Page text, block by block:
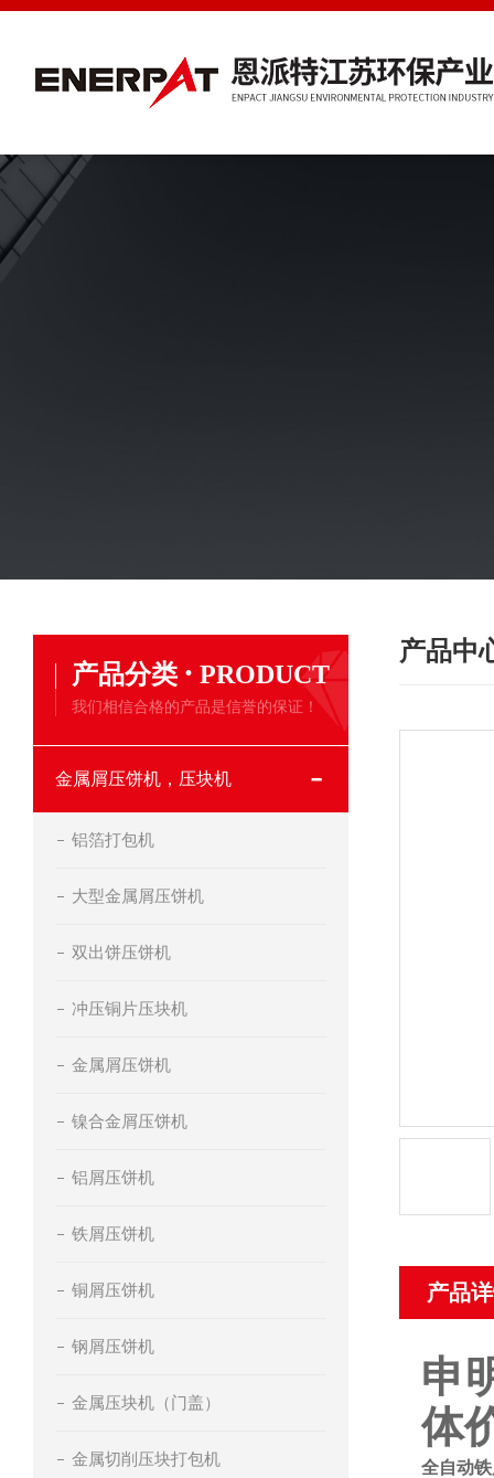
产品分类 · PRODUCT
我们相信合格的产品是信誉的保证！
金属屑压饼机，压块机
铝箔打包机
大型金属屑压饼机
双出饼压饼机
冲压铜片压块机
金属屑压饼机
镍合金屑压饼机
铝屑压饼机
铁屑压饼机
铜屑压饼机
钢屑压饼机
金属压块机（门盖）
金属切削压块打包机
产品中
产品
申
体
全自动